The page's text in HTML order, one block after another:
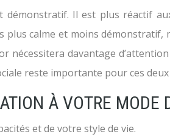
Il est plus réactif
calme et moins
nécessitera davantage
reste importante pour ces deux
À VOTRE MODE
et de votre style de vie.